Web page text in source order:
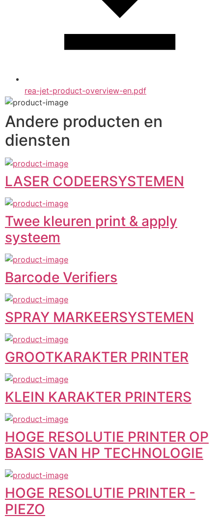
rea-jet-product-overview-en.pdf
Andere producten en
diensten
LASER CODEERSYSTEMEN
Twee kleuren print & apply
systeem
Barcode Verifiers
SPRAY MARKEERSYSTEMEN
GROOTKARAKTER PRINTER
KLEIN KARAKTER PRINTERS
HOGE RESOLUTIE PRINTER OP
BASIS VAN HP TECHNOLOGIE
HOGE RESOLUTIE PRINTER -
PIEZO